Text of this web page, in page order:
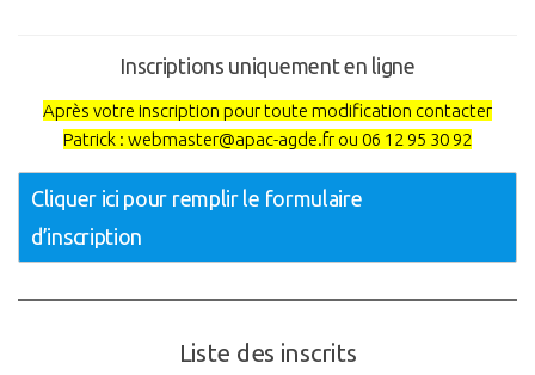
Inscriptions uniquement en ligne
Après votre inscription pour toute modification contacter
Patrick : webmaster@apac-agde.fr ou 06 12 95 30 92
Cliquer ici pour remplir le formulaire
d’inscription
Liste des inscrits